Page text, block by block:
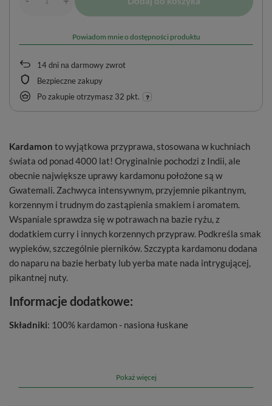
14dni na darmowy zwrot
Bezpieczne zakupy
Po zakupie otrzymasz 32 pkt.
Powiadom mnie o dostępności produktu
Kardamon to wyjątkowa przyprawa, stosowana w kuchniach
świata od ponad 4000 lat! Oryginalnie pochodzi z Indii, ale
obecnie największe uprawy kardamonu położone są w
Gwatemali. Zachwyca intensywnym, przyjemnie pikantnym,
korzennym i trudnym do zastąpienia smakiem i aromatem.
Wspaniale sprawdza się w potrawach na bazie ryżu, z
dodatkiem curry i innych korzennych przypraw. Podkreśla smak
wypieków, szczególnie pierników. Szczypta kardamonu dodana
do naparu na bazie herbaty lub yerba mate nada intrygującej,
pikantnej nuty.
Informacje dodatkowe:
Składniki: 100% kardamon - nasiona łuskane
: Venusti Sp. z o.o.
Pokaż więcej